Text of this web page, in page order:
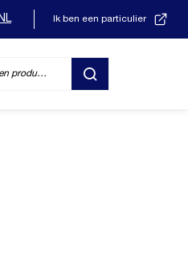
NL Ik ben een particulier
ZOEK